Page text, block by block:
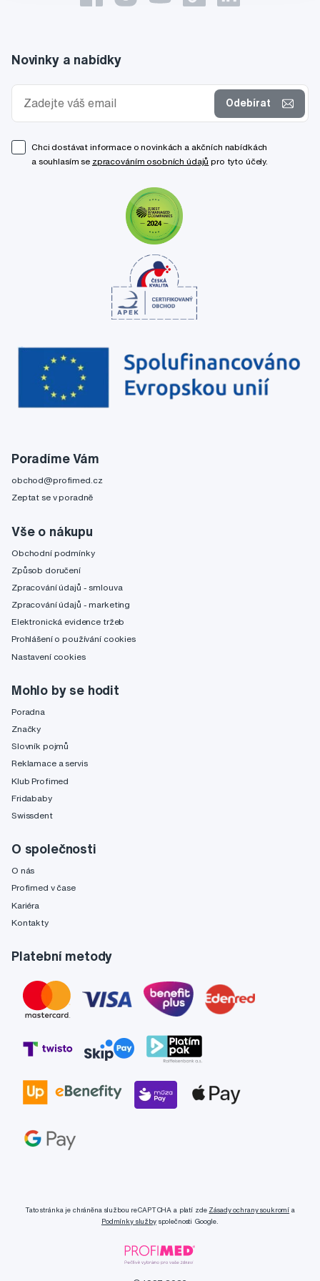
Poradíme Vám
obchod@profimed.cz
Zeptat se v poradně
Vše o nákupu
Obchodní podmínky
Způsob doručení
Zpracování údajů - smlouva
Zpracování údajů - marketing
Elektronická evidence tržeb
Prohlášení o používání cookies
Nastavení cookies
Mohlo by se hodit
Poradna
Značky
Slovník pojmů
Reklamace a servis
Klub Profimed
Fridababy
Swissdent
O společnosti
O nás
Profimed v čase
Kariéra
Kontakty
Platební metody
Novinky a nabídky
Odebírat
Chci dostávat informace o novinkách a akčních nabídkách
a souhlasím se zpracováním osobních údajů pro tyto účely.
Tato stránka je chráněna službou reCAPTCHA a platí zde Zásady ochrany soukromí a
Podmínky službyspolečnosti Google.